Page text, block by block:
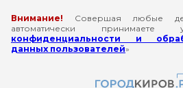
Внимание! Совершая любые
автоматически
конфиденциальности и
данных пользователей»